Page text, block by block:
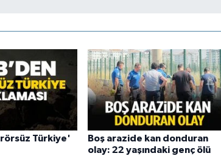
Türkiye'
Boş arazide kan donduran
olay: 22 yaşındaki genç ölü